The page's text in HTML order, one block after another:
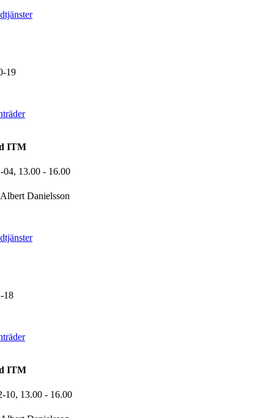
19
ITM
04, 13.00 - 16.00
Danielsson
18
ITM
10, 13.00 - 16.00